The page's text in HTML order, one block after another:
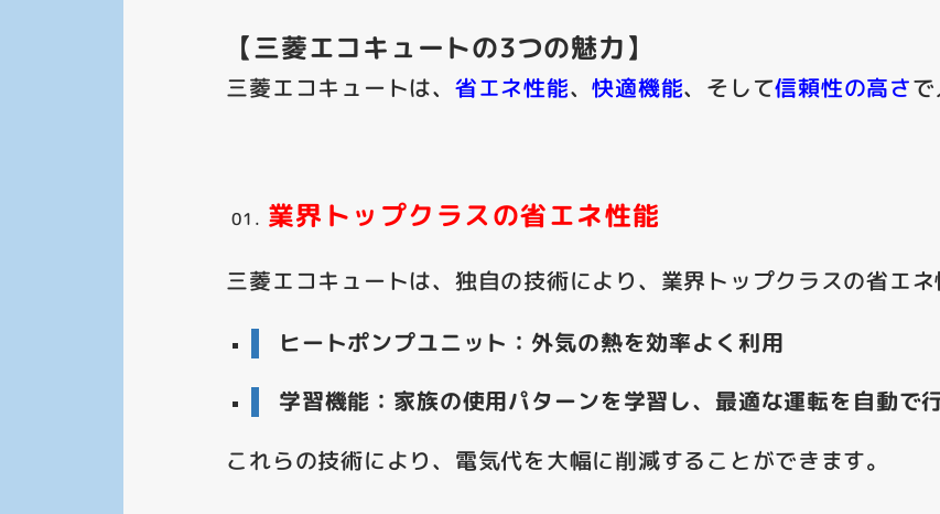
【三菱エコキュートの3つの魅力】
三菱エコキュートは、 省エネ性能、快適機能、そして信頼性の高さ
業界トップクラスの省エネ性能
三菱エコキュートは、独自の技術により、業界トップクラスの省エネ
ヒートポンプユニット：外気の熱を効率よく利用
学習機能：家族の使用パターンを学習し、最適な運転を自動で
これらの技術により、電気代を大幅に削減することができます。